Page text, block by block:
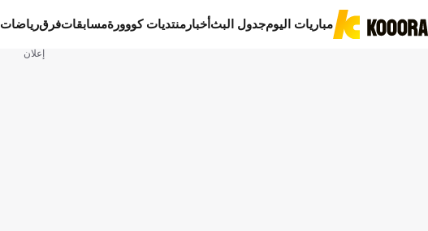
مباريات اليومجدول البثأخبار منتديات كووورةمسابقاتفرقرياضات
إعلان